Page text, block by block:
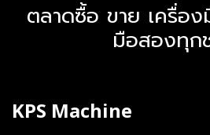
ตลาดซื้อ ขาย เครื่อ
มือสองทุก
KPS Machine